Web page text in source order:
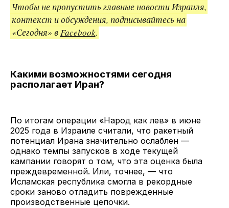
Чтобы не пропустить главные новости Израиля,
контекст и обсуждения, подписывайтесь на
«Сегодня» вFacebook.
Какими возможностями сегодня
располагает Иран?
По итогам операции «Народ как лев» в июне
2025 года в Израиле считали, что ракетный
потенциал Ирана значительно ослаблен —
однако темпы запусков в ходе текущей
кампании говорят о том, что эта оценка была
преждевременной. Или, точнее, — что
Исламская республика смогла в рекордные
сроки заново отладить поврежденные
производственные цепочки.